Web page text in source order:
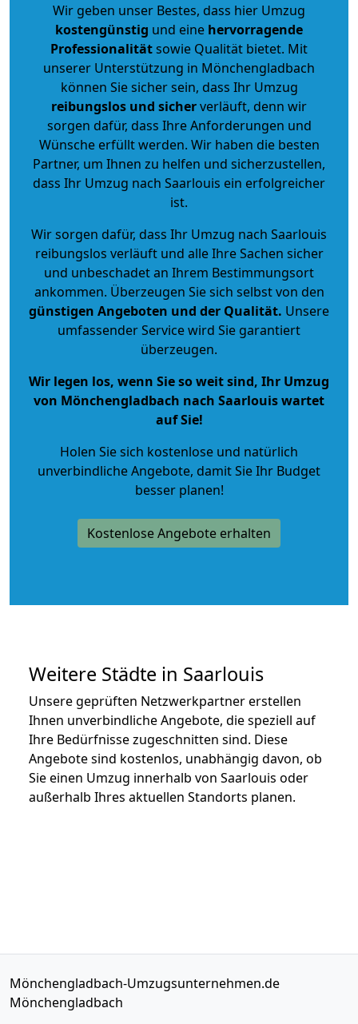
Wir geben unser Bestes, dass hier Umzug
kostengünstig und eine hervorragende
Professionalitätsowie Qualität bietet. Mit
unserer Unterstützung in Mönchengladbach
können Sie sicher sein, dass Ihr Umzug
reibungslos und sicherverläuft, denn wir
sorgen dafür, dass Ihre Anforderungen und
Wünsche erfüllt werden. Wir haben die besten
Partner, um Ihnen zu helfen und sicherzustellen,
dass Ihr Umzug nach Saarlouis ein erfolgreicher
ist.
Wir sorgen dafür, dass Ihr Umzug nach Saarlouis
reibungslos verläuft und alle Ihre Sachen sicher
und unbeschadet an Ihrem Bestimmungsort
ankommen. Überzeugen Sie sich selbst von den
günstigen Angeboten und der Qualität. Unsere
umfassender Service wird Sie garantiert
überzeugen.
Wir legen los, wenn Sie so weit sind, Ihr Umzug
von Mönchengladbach nach Saarlouis wartet
auf Sie!
Holen Sie sich kostenlose und natürlich
unverbindliche Angebote, damit Sie Ihr Budget
besser planen!
Kostenlose Angebote erhalten
Weitere Städte in Saarlouis
Unsere geprüften Netzwerkpartner erstellen
Ihnen unverbindliche Angebote, die speziell auf
Ihre Bedürfnisse zugeschnitten sind. Diese
Angebote sind kostenlos, unabhängig davon, ob
Sie einen Umzug innerhalb von Saarlouis oder
außerhalb Ihres aktuellen Standorts planen.
Mönchengladbach-Umzugsunternehmen.de
Mönchengladbach